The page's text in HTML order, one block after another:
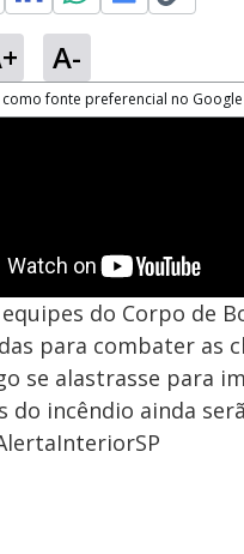
A-
fonte preferencial no Google
equipes do Corpo de
para combater as
se alastrasse para
do incêndio ainda